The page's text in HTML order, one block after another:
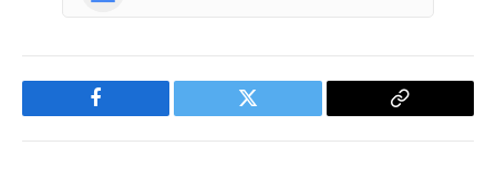
Facebook Twitter
Copy